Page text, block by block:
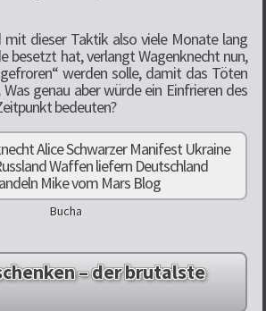
mit dieser Taktik also viele Monate lang
besetzt hat, verlangt Wagenknecht nun,
werden solle, damit das Töten
genau aber würde ein Einfrieren des
bedeuten?
Bucha
– der brutalste